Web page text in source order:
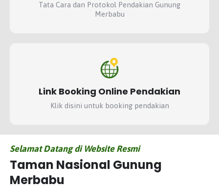
Tata Cara dan Protokol Pendakian Gunung
Merbabu
Link Booking Online Pendakian
Klik disini untuk booking pendakian
Selamat Datang di Website Resmi
Taman Nasional Gunung
Merbabu